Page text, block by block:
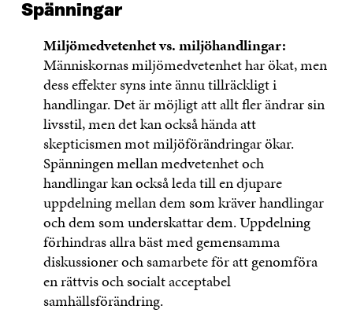
Spänningar
Miljömedvetenhet vs. miljöhandlingar:
Människornas miljömedvetenhet har ökat, men
dess effekter syns inte ännu tillräckligt i
handlingar. Det är möjligt att allt fler ändrar sin
livsstil, men det kan också hända att
skepticismen mot miljöförändringar ökar.
Spänningen mellan medvetenhet och
handlingar kan också leda till en djupare
uppdelning mellan dem som kräver handlingar
och dem som underskattar dem. Uppdelning
förhindras allra bäst med gemensamma
diskussioner och samarbete för att genomföra
en rättvis och socialt acceptabel
samhällsförändring.